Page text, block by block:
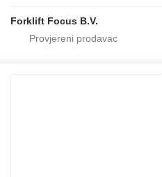
Forklift Focus B.V.